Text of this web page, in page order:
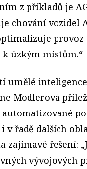
z příkladů je
chování vozidel
provoz
k úzkým místům.“
umělé
Modlerová
v řadě dalších
zajímavé řešení:
vývojových